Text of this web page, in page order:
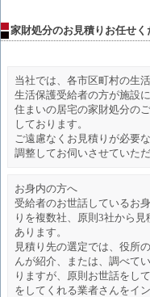
家財処分のお見積りお任せく
当社では、各市区町村の生
生活保護受給者の方が施設
住まいの居宅の家財処分の
しております。
ご遠慮なくお見積りが必要
調整してお伺いさせていた
お身内の方へ
受給者のお世話しているお
りを複数社、原則3社から
あります。
見積り先の選定では、役所
んが紹介、または、調べて
りますが、原則お世話をし
をしてくれる業者さんをイ